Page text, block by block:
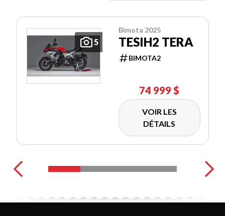
5
Bimota 2025
TESIH2 TERA
BIMOTA2
74 999 $
VOIR LES
DÉTAILS